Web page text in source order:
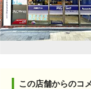
この店舗からのコ